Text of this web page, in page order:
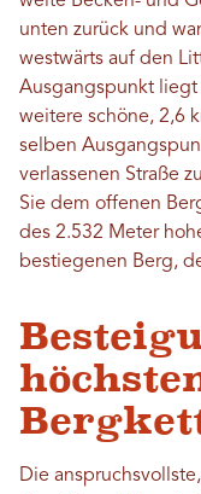
unten zurück und
westwärts auf den
Ausgangspunkt liegt
weitere schöne, 2,6
selben
verlassenen Straße
Sie dem offenen
des 2.532 Meter
bestiegenen Berg,
Die